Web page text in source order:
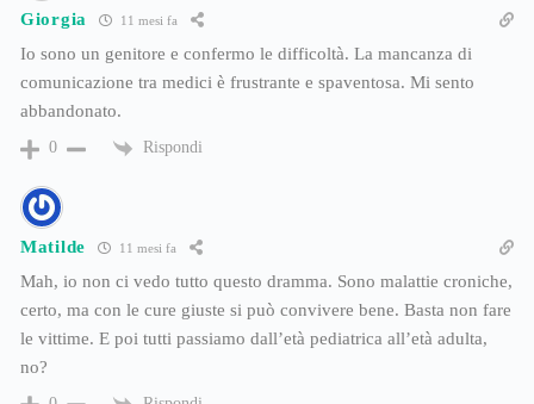
Giorgia 11 mesi fa
Io sono un genitore e confermo le difficoltà. La mancanza di
comunicazione tra medici è frustrante e spaventosa. Mi sento
abbandonato.
0 Rispondi
Matilde 11 mesi fa
Mah, io non ci vedo tutto questo dramma. Sono malattie croniche,
certo, ma con le cure giuste si può convivere bene. Basta non fare
le vittime. E poi tutti passiamo dall’età pediatrica all’età adulta,
no?